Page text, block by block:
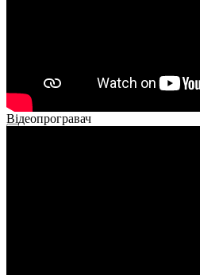
Відеопрогравач